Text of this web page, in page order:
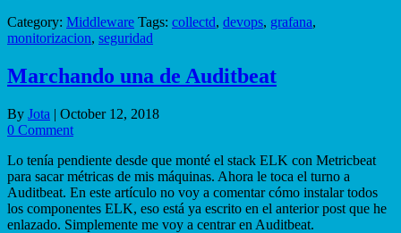
Category: Middleware Tags: collectd, devops, grafana,
monitorizacion, seguridad
Marchando una de Auditbeat
By Jota | October 12, 2018
0 Comment
Lo tenía pendiente desde que monté el stack ELK con Metricbeat
para sacar métricas de mis máquinas. Ahora le toca el turno a
Auditbeat. En este artículo no voy a comentar cómo instalar todos
los componentes ELK, eso está ya escrito en el anterior post que he
enlazado. Simplemente me voy a centrar en Auditbeat.